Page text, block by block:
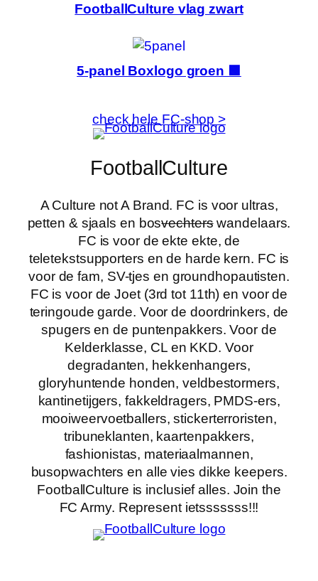
FootballCulture vlag zwart
5-panel Boxlogo groen 🟩
check hele FC-shop >
FootballCulture
A Culture not A Brand. FC is voor ultras,
petten & sjaals en bosvechterswandelaars.
FC is voor de ekte ekte, de
teletekstsupporters en de harde kern. FC is
voor de fam, SV-tjes en groundhopautisten.
FC is voor de Joet (3rd tot 11th) en voor de
teringoude garde. Voor de doordrinkers, de
spugers en de puntenpakkers. Voor de
Kelderklasse, CL en KKD. Voor
degradanten, hekkenhangers,
gloryhuntende honden, veldbestormers,
kantinetijgers, fakkeldragers, PMDS-ers,
mooiweervoetballers, stickerterroristen,
tribuneklanten, kaartenpakkers,
fashionistas, materiaalmannen,
busopwachters en alle vies dikke keepers.
FootballCulture is inclusief alles. Join the
FC Army. Represent ietsssssss!!!